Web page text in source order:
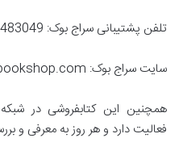
تلفن پشتیبانی سراج بوک: 09128483049
سایت سراج بوک: serajbookshop.com
همچنین این کتابفروشی در
فعالیت دارد و هر روز به معرفی و